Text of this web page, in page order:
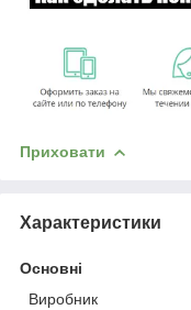
Приховати
Характеристики
Основні
Виробник